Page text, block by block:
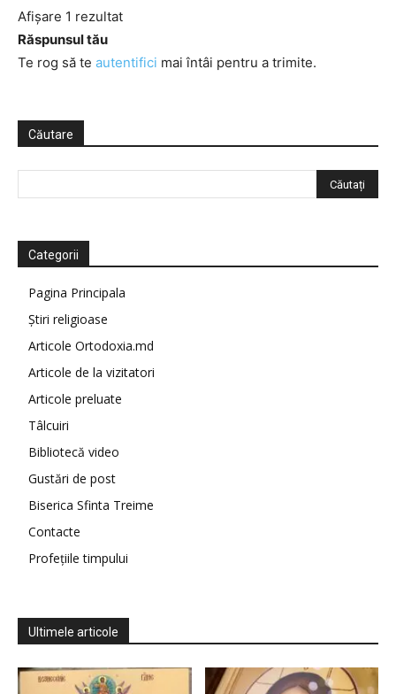
Afișare 1 rezultat
Răspunsul tău
Te rog să te autentifici mai întâi pentru a trimite.
Căutare
Categorii
Pagina Principala
Știri religioase
Articole Ortodoxia.md
Articole de la vizitatori
Articole preluate
Tâlcuiri
Bibliotecă video
Gustări de post
Biserica Sfinta Treime
Contacte
Profețiile timpului
Ultimele articole